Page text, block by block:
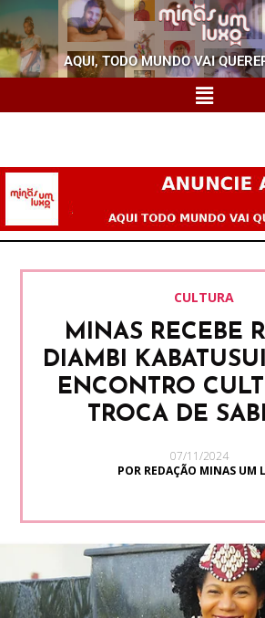
AQUI, TODO MUNDO VAI
CULTURA
MINAS RECEBE
DIAMBI
ENCONTRO
TROCA DE
07/11/2024
POR REDAÇÃO MINAS UM